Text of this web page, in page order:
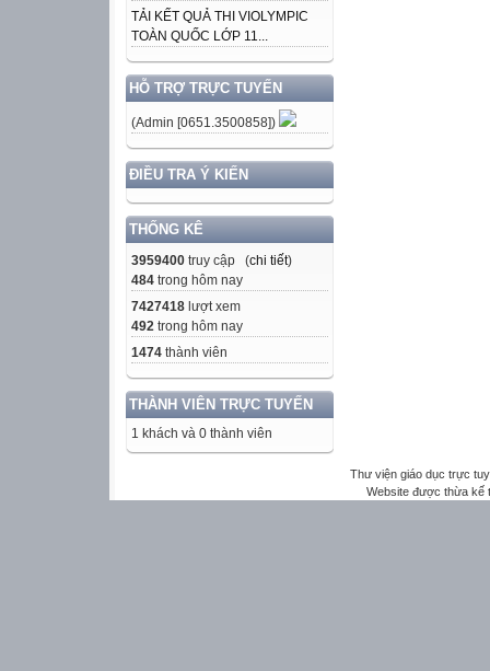
TẢI KẾT QUẢ THI VIOLYMPIC
TOÀN QUỐC LỚP 11...
HỖ TRỢ TRỰC TUYẾN
(Admin [0651.3500858])
ĐIỀU TRA Ý KIẾN
THỐNG KÊ
3959400 truy cập (chi tiết)
484 trong hôm nay
7427418 lượt xem
492 trong hôm nay
1474 thành viên
THÀNH VIÊN TRỰC TUYẾN
1 khách và 0 thành viên
Thư viện giáo dục trực
Website được thừa kế